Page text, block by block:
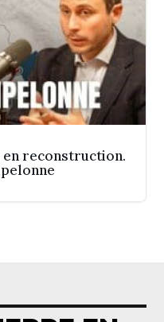
en reconstruction.